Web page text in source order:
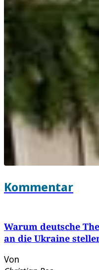
Kommentar
Warum deutsche
an die Ukraine
Von